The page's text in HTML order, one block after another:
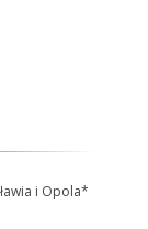
i Opola*